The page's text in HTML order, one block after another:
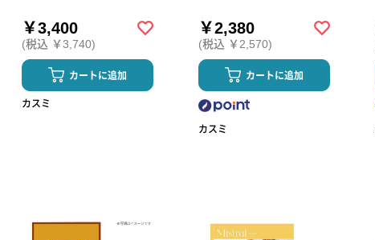
￥3,400
(税込 ￥3,740)
カートに追加
カスミ
￥2,380
(税込 ￥2,570)
カートに追加
カスミ